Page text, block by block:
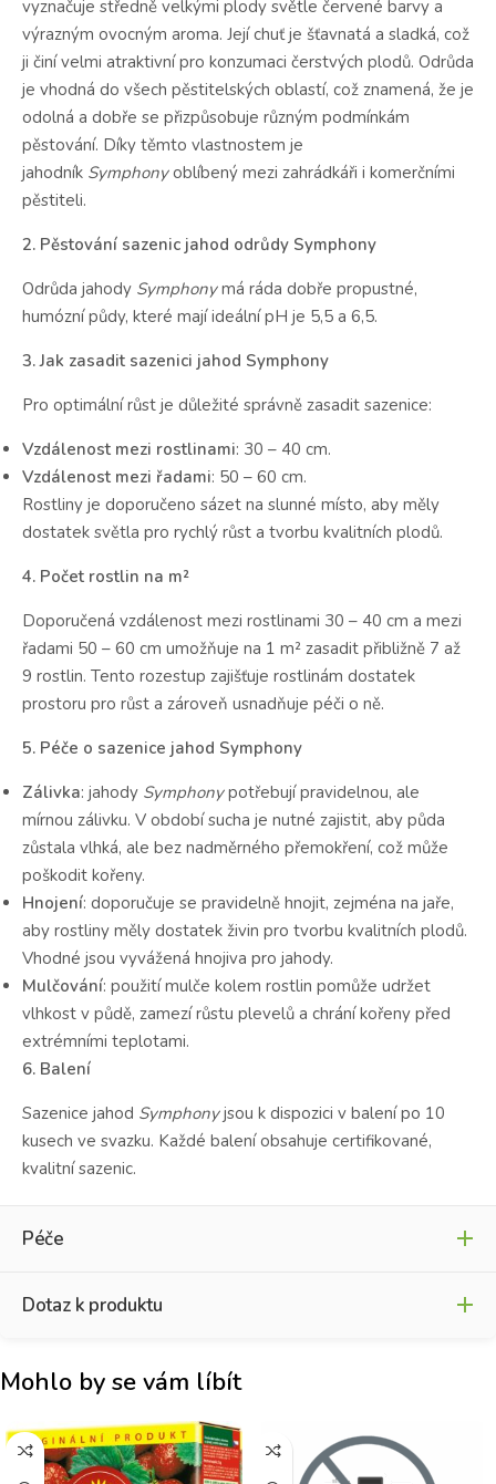
vyznačuje středně velkými plody světle červené barvy a
výrazným ovocným aroma. Její chuť je šťavnatá a sladká, což
ji činí velmi atraktivní pro konzumaci čerstvých plodů. Odrůda
je vhodná do všech pěstitelských oblastí, což znamená, že je
odolná a dobře se přizpůsobuje různým podmínkám
pěstování. Díky těmto vlastnostem je
jahodník Symphonyoblíbený mezi zahrádkáři i komerčními
pěstiteli.
2. Pěstování sazenic jahod odrůdy Symphony
Odrůda jahody Symphonymá ráda dobře propustné,
humózní půdy, které mají ideální pH je 5,5 a 6,5.
3. Jak zasadit sazenici jahod Symphony
Pro optimální růst je důležité správně zasadit sazenice:
Vzdálenost mezi rostlinami: 30 – 40 cm.
Vzdálenost mezi řadami: 50 – 60 cm.
Rostliny je doporučeno sázet na slunné místo, aby měly
dostatek světla pro rychlý růst a tvorbu kvalitních plodů.
4. Počet rostlin na m²
Doporučená vzdálenost mezi rostlinami 30 – 40 cm a mezi
řadami 50 – 60 cm umožňuje na 1 m² zasadit přibližně 7 až
9 rostlin. Tento rozestup zajišťuje rostlinám dostatek
prostoru pro růst a zároveň usnadňuje péči o ně.
5. Péče o sazenice jahod Symphony
Zálivka: jahody Symphonypotřebují pravidelnou, ale
mírnou zálivku. V období sucha je nutné zajistit, aby půda
zůstala vlhká, ale bez nadměrného přemokření, což může
poškodit kořeny.
Hnojení: doporučuje se pravidelně hnojit, zejména na jaře,
aby rostliny měly dostatek živin pro tvorbu kvalitních plodů.
Vhodné jsou vyvážená hnojiva pro jahody.
Mulčování: použití mulče kolem rostlin pomůže udržet
vlhkost v půdě, zamezí růstu plevelů a chrání kořeny před
extrémními teplotami.
6. Balení
Sazenice jahod Symphonyjsou k dispozici v balení po 10
kusech ve svazku. Každé balení obsahuje certifikované,
kvalitní sazenic.
Péče
Návod na pěstování
Dotaz k produktu
Mohlo by se vám líbít